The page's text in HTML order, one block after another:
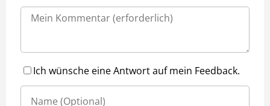
Ich wünsche eine Antwort auf mein Feedback.